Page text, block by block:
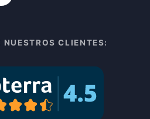
CLIENTES: